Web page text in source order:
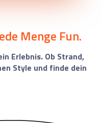
Menge Fun.
Erlebnis. Ob Strand,
Style und finde dein